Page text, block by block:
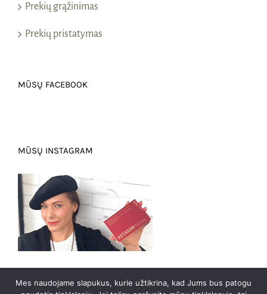
Prekių grąžinimas
Prekių pristatymas
MŪSŲ FACEBOOK
MŪSŲ INSTAGRAM
Mes naudojame slapukus, kurie užtikrina, kad Jums bus patogu